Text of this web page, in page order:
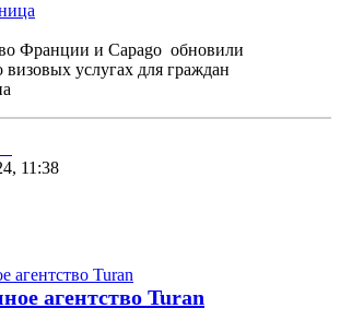
Франции и Capago обновили
визовых услугах для граждан
11:38
агентство Turan